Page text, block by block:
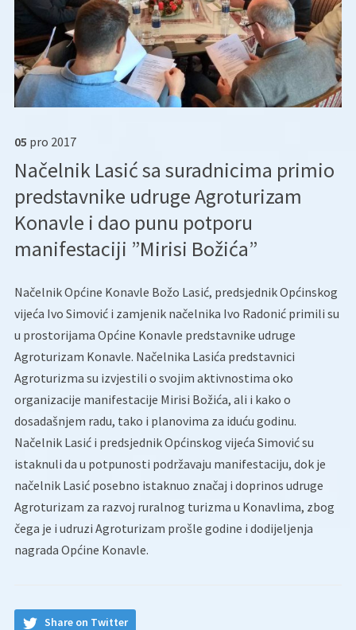
05 pro 2017
Načelnik Lasić sa suradnicima primio
predstavnike udruge Agroturizam
Konavle i dao punu potporu
manifestaciji ”Mirisi Božića”
Načelnik Općine Konavle Božo Lasić, predsjednik Općinskog
vijeća Ivo Simović i zamjenik načelnika Ivo Radonić primili su
u prostorijama Općine Konavle predstavnike udruge
Agroturizam Konavle. Načelnika Lasića predstavnici
Agroturizma su izvjestili o svojim aktivnostima oko
organizacije manifestacije Mirisi Božića, ali i kako o
dosadašnjem radu, tako i planovima za iduću godinu.
Načelnik Lasić i predsjednik Općinskog vijeća Simović su
istaknuli da u potpunosti podržavaju manifestaciju, dok je
načelnik Lasić posebno istaknuo značaj i doprinos udruge
Agroturizam za razvoj ruralnog turizma u Konavlima, zbog
čega je i udruzi Agroturizam prošle godine i dodijeljenja
nagrada Općine Konavle.
Share on Twitter